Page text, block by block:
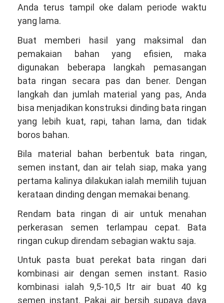
Anda terus tampil oke dalam periode waktu
yang lama.
Buat memberi hasil yang maksimal dan
pemakaian bahan yang efisien, maka
digunakan beberapa langkah pemasangan
bata ringan secara pas dan bener. Dengan
langkah dan jumlah material yang pas, Anda
bisa menjadikan konstruksi dinding bata ringan
yang lebih kuat, rapi, tahan lama, dan tidak
boros bahan.
Bila material bahan berbentuk bata ringan,
semen instant, dan air telah siap, maka yang
pertama kalinya dilakukan ialah memilih tujuan
kerataan dinding dengan memakai benang.
Rendam bata ringan di air untuk menahan
perkerasan semen terlampau cepat. Bata
ringan cukup direndam sebagian waktu saja.
Untuk pasta buat perekat bata ringan dari
kombinasi air dengan semen instant. Rasio
kombinasi ialah 9,5-10,5 ltr air buat 40 kg
semen instant. Pakai air bersih supaya daya